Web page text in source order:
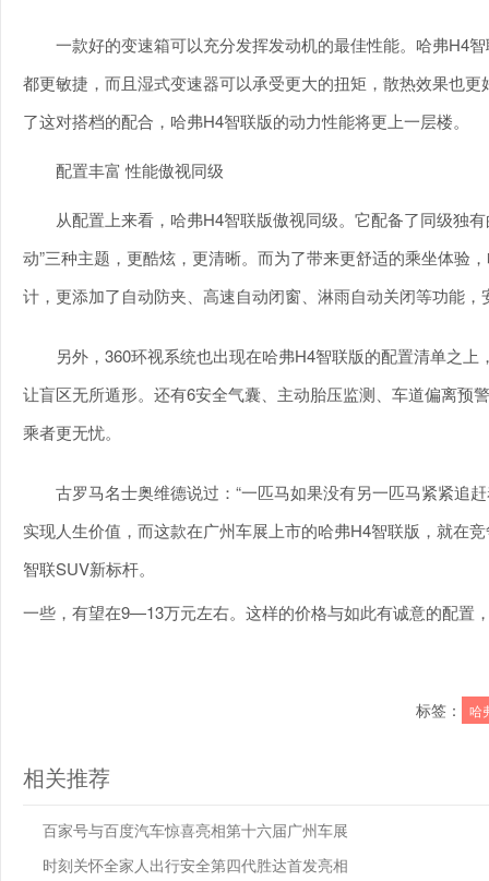
一款好的变速箱可以充分发挥发动机的最佳性能。哈弗H4
都更敏捷，而且湿式变速器可以承受更大的扭矩，散热效果也更
了这对搭档的配合，哈弗H4智联版的动力性能将更上一层楼。
配置丰富 性能傲视同级
从配置上来看，哈弗H4智联版傲视同级。它配备了同级独
动”三种主题，更酷炫，更清晰。而为了带来更舒适的乘坐体验
计，更添加了自动防夹、高速自动闭窗、淋雨自动关闭等功能
另外，360环视系统也出现在哈弗H4智联版的配置清单之
让盲区无所遁形。还有6安全气囊、主动胎压监测、车道偏离预
乘者更无忧。
古罗马名士奥维德说过：“一匹马如果没有另一匹马紧紧追
实现人生价值，而这款在广州车展上市的哈弗H4智联版，就在
智联SUV新标杆。
一些，有望在9—13万元左右。这样的价格与如此有诚意的配置
标签： 哈
相关推荐
百家号与百度汽车惊喜亮相第十六届广州车展
时刻关怀全家人出行安全第四代胜达首发亮相